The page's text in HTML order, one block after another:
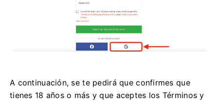
A continuación, se te pedirá que confirmes que
tienes 18 años o más y que aceptes los Términos y